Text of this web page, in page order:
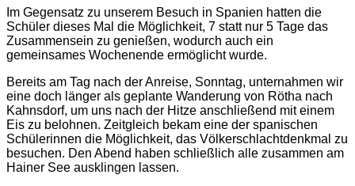
Im Gegensatz zu unserem Besuch in Spanien hatten die
Schüler dieses Mal die Möglichkeit, 7 statt nur 5 Tage das
Zusammensein zu genießen, wodurch auch ein
gemeinsames Wochenende ermöglicht wurde.
Bereits am Tag nach der Anreise, Sonntag, unternahmen wir
eine doch länger als geplante Wanderung von Rötha nach
Kahnsdorf, um uns nach der Hitze anschließend mit einem
Eis zu belohnen. Zeitgleich bekam eine der spanischen
Schülerinnen die Möglichkeit, das Völkerschlachtdenkmal zu
besuchen. Den Abend haben schließlich alle zusammen am
Hainer See ausklingen lassen.